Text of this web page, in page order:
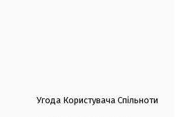
Угода Користувача Спільноти